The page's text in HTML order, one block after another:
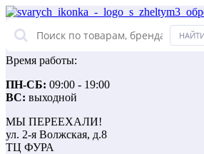
Время работы:
ПН-СБ: 09:00 - 19:00
ВС: выходной
МЫ ПЕРЕЕХАЛИ!
ул. 2-я Волжская, д.8
ТЦ ФУРА